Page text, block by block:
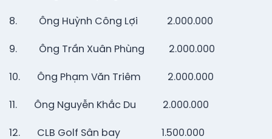
8. Ông Huỳnh Công Lợi 2.000.000
9. Ông Trần Xuân Phùng 2.000.000
10. Ông Phạm Văn Triêm 2.000.000
11. Ông Nguyễn Khắc Du 2.000.000
12. CLB Golf Sân bay 1.500.000